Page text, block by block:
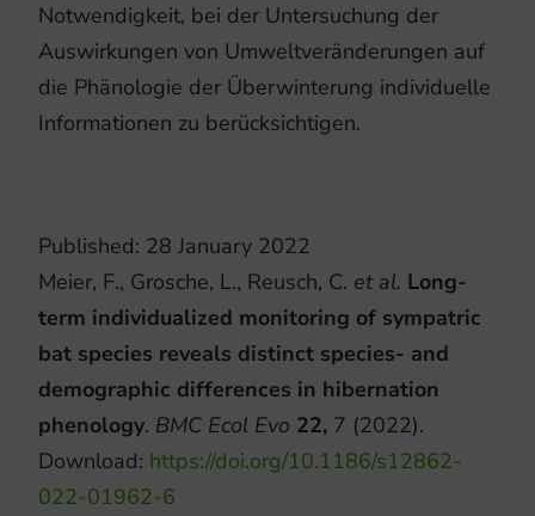
Notwendigkeit, bei der Untersuchung der
Auswirkungen von Umweltveränderungen auf
die Phänologie der Überwinterung individuelle
Informationen zu berücksichtigen.
Published: 28 January 2022
Meier, F., Grosche, L., Reusch, C. et al. Long-
term individualized monitoring of sympatric
bat species reveals distinct species- and
demographic differences in hibernation
phenology. BMC Ecol Evo 22, 7 (2022).
Download: https://doi.org/10.1186/s12862-
022-01962-6